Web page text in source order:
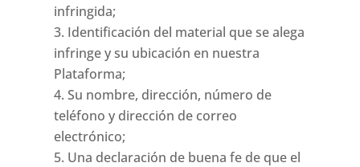
infringida;
Identificación del material que se alega
infringe y su ubicación en nuestra
Plataforma;
Su nombre, dirección, número de
teléfono y dirección de correo
electrónico;
Una declaración de buena fe de que el